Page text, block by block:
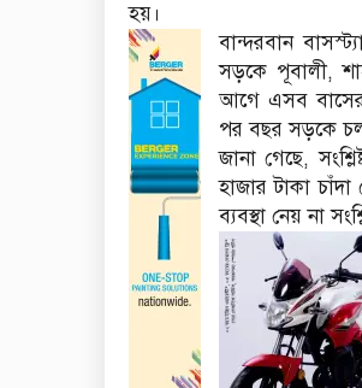
হয়।
বান্দরবান
সড়‌কে পূবালী,
আ‌গে এসব বাসের
পর বছর সড়কে
জানা‌ গে‌ছে,
হাজার টাকা
ব্যবস্থা নেয় না